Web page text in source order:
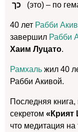
(это) – по
40 лет Рабби
завершил Рабби
Хаим Луцато.
Рамхаль жил 40
Рабби Акивой.
Последняя
секретом
что медитация на